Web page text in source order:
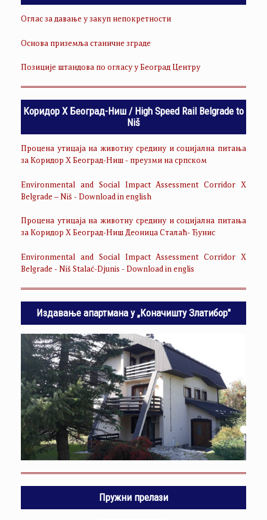
Оглас за давање у закуп непокретности
Основа приземља станичне зграде
Позиције штандова по огласу у Београд Центру
Коридор Х Београд-Ниш / High Speed Rail Belgrade to
Niš
Процена утицаја на животну средину и социјална питања
за Коридор Х Београд-Ниш - преузми на српском
Environmental and Social Impact Assessment Corridor X
Belgrade – Niš - Download in english
Процена утицаја на животну средину и социјална питања
за Коридор Х Београд-Ниш Деоница Сталаћ- Ђунис
Environmental and Social Impact Assessment Corridor X
Belgrade - Niš Stalać-Djunis - Download in englis
Издавање апартмана у „Коначишту Златибор"
Пружни прелази